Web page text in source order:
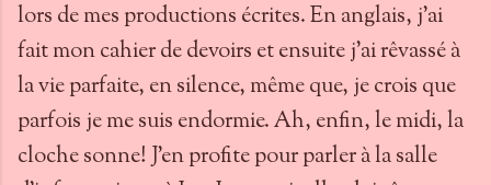
lors de mes productions écrites. En anglais, j'ai
fait mon cahier de devoirs et ensuite j'ai rêvassé à
la vie parfaite, en silence, même que, je crois que
parfois je me suis endormie. Ah, enfin, le midi, la
cloche sonne! J'en profite pour parler à la salle